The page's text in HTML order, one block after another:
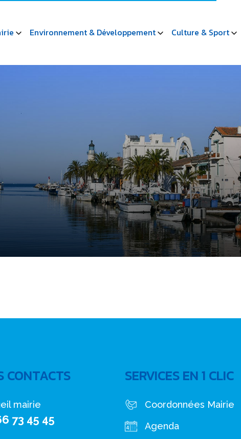
Environnement & Développement Culture & Sport
CONTACTS
mairie
73 45 45
SERVICES EN 1 CLIC
Coordonnées Mairie
Agenda